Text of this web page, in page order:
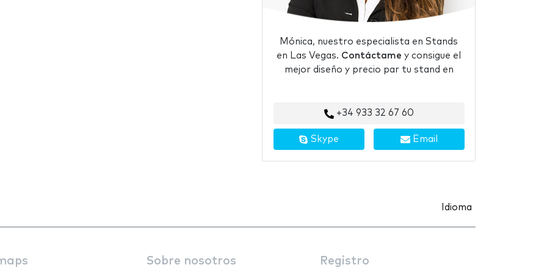
Mónica, nuestro especialista en Stands
en Las Vegas. Contáctame y consigue el
mejor diseño y precio par tu stand en
+34 933 32 67 60
Skype Email
Idioma
Sobre nosotros Registro